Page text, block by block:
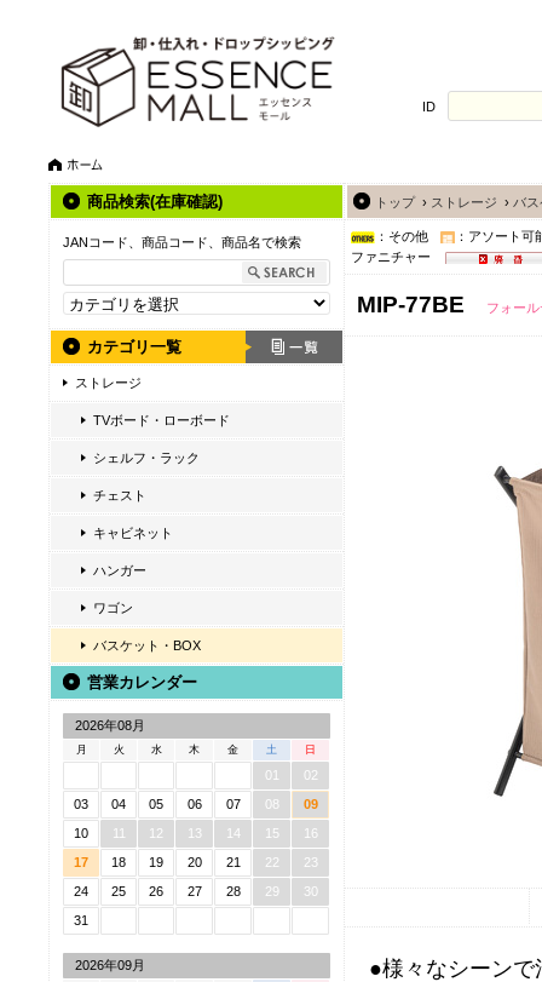
ID
商品検索(在庫確認)
JANコード、商品コード、商品名で検索
カテゴリ一覧
ストレージ
TVボード・ローボード
シェルフ・ラック
チェスト
キャビネット
ハンガー
ワゴン
バスケット・BOX
営業カレンダー
2026年08月
月 火 水 木 金 土 日
01
02
03
04 05 06 07 08
09
10
11 12 13 14 15
16
17
18 19 20 21 22
23
24
25 26 27 28 29
30
31
2026年09月
トップ› ストレージ › バ
：その他
：アソート可
ファニチャー
MIP-77BE フォー
●様々なシーン